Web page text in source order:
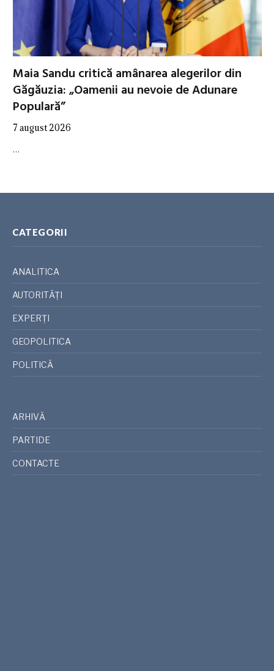
Maia Sandu critică amânarea alegerilor din
Găgăuzia: „Oamenii au nevoie de Adunare
Populară”
7 august 2026
…
CATEGORII
ANALITICA
AUTORITĂȚI
EXPERȚI
GEOPOLITICA
POLITICĂ
ARHIVĂ
PARTIDE
CONTACTE